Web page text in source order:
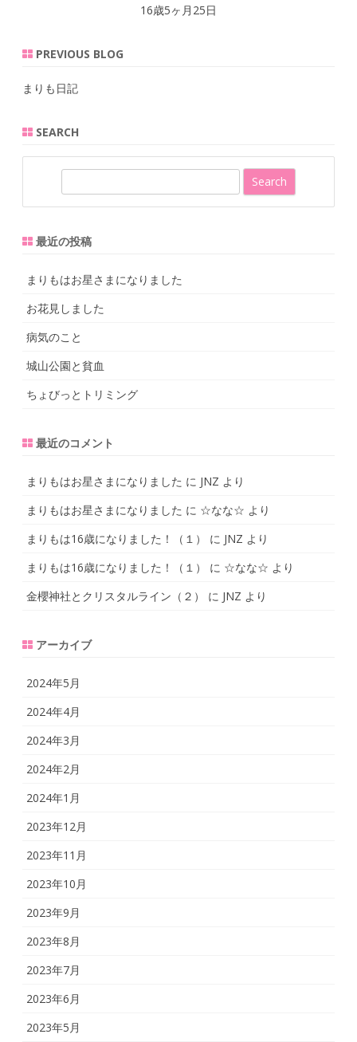
16歳5ヶ月25日
PREVIOUS BLOG
まりも日記
SEARCH
r
最近の投稿
まりもはお星さまになりました
お花見しました
病気のこと
城山公園と貧血
ちょびっとトリミング
最近のコメント
まりもはお星さまになりました に JNZ より
まりもはお星さまになりました に ☆なな☆ より
まりもは16歳になりました！（１）
に JNZ より
まりもは16歳になりました！（１）
に ☆なな☆ より
金櫻神社とクリスタルライン（２）
に JNZ より
アーカイブ
2024年5月
2024年4月
2024年3月
2024年2月
2024年1月
2023年12月
2023年11月
2023年10月
2023年9月
2023年8月
2023年7月
2023年6月
2023年5月